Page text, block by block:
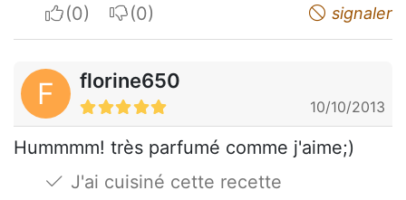
I apreciateI do not appreciate signaler
F florine650
10/10/2013
Hummmm! très parfumé comme j'aime;)
J'ai cuisiné cette recette